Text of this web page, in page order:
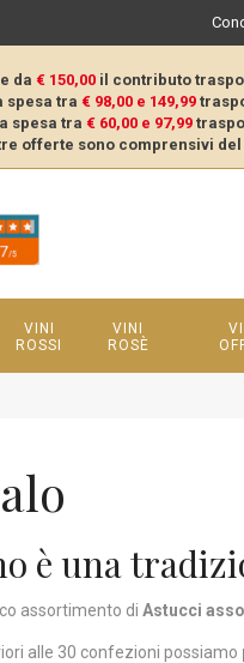
da € 150,00il contributo
spesa tra € 98,00 e 149,99
spesa tra € 60,00 e 97,99
offerte sono comprensivi
VINI
ROSSI
VINI
ROSÈ
è una
assortimento di Astucci
alle 30 confezioni possiamo